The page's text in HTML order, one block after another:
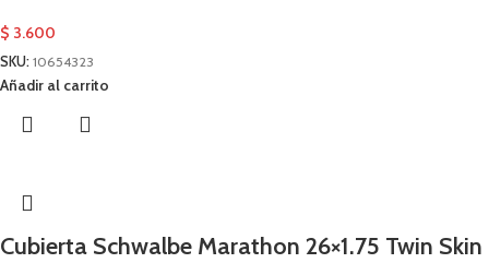
$ 3.600
SKU: 10654323
Añadir al carrito
Cubierta Schwalbe Marathon 26×1.75 Twin Skin